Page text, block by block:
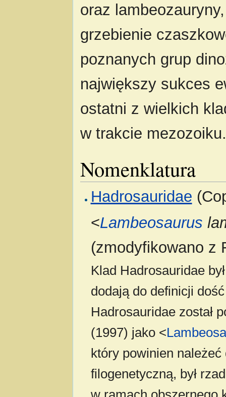
oraz
grzebienie
poznanych grup
największy sukces
ostatni z wielkich
w trakcie
Nomenklatura
Hadrosauridae
<Lambeosaurus
(zmodyfikowano z
Klad Hadrosauridae
dodają do definicji
Hadrosauridae został
(1997) jako <
który powinien
filogenetyczną, był